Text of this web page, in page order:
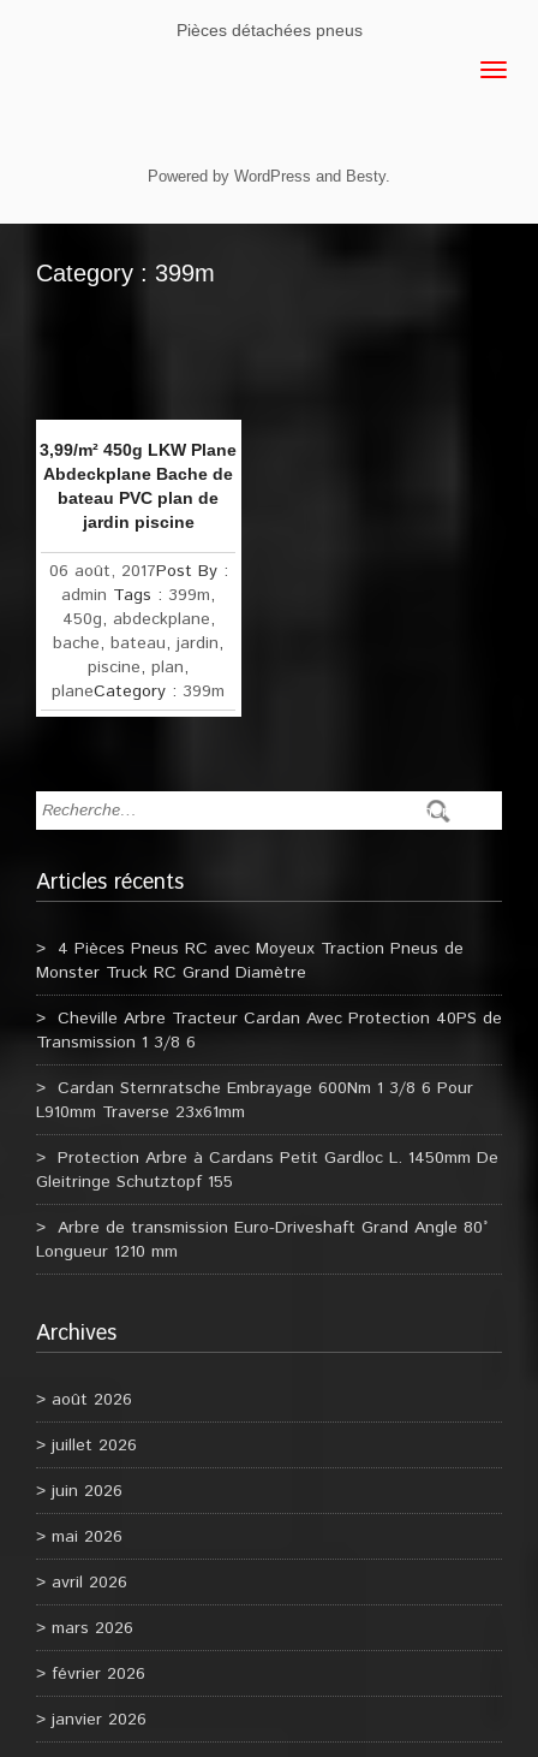
Pièces détachées pneus
Powered by WordPress and Besty.
Category : 399m
3,99/m² 450g LKW Plane
Abdeckplane Bache de
bateau PVC plan de
jardin piscine
06 août, 2017Post By :
admin Tags : 399m,
450g, abdeckplane,
bache,bateau,jardin,
piscine,plan,
planeCategory : 399m
Articles récents
4 Pièces Pneus RC avec Moyeux Traction Pneus de
Monster Truck RC Grand Diamètre
Cheville Arbre Tracteur Cardan Avec Protection 40PS de
Transmission 1 3/8 6
Cardan Sternratsche Embrayage 600Nm 1 3/8 6 Pour
L910mm Traverse 23x61mm
Protection Arbre à Cardans Petit Gardloc L. 1450mm De
Gleitringe Schutztopf 155
Arbre de transmission Euro-Driveshaft Grand Angle 80°
Longueur 1210 mm
Archives
août 2026
juillet 2026
juin 2026
mai 2026
avril 2026
mars 2026
février 2026
janvier 2026